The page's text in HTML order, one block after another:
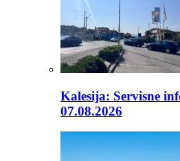
Kalesija: Servisne
07.08.2026